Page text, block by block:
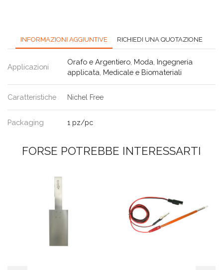
INFORMAZIONI AGGIUNTIVE RICHIEDI UNA QUOTAZIONE
Applicazioni
Orafo e Argentiero, Moda Ingegneria
applicata Medicale e Biomateriali
Caratteristiche Nichel Free
Packaging 1 pz/pc
FORSE POTREBBE INTERESSARTI